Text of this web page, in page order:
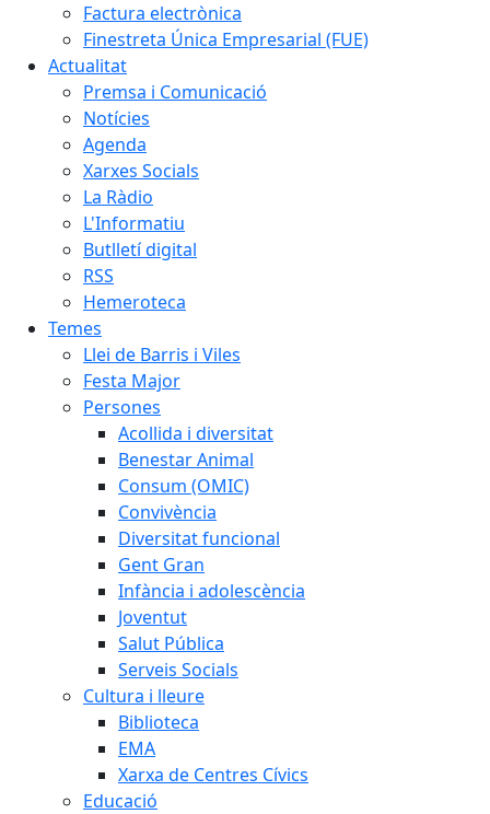
Factura electrònica
Finestreta Única Empresarial (FUE)
Actualitat
Premsa i Comunicació
Notícies
Agenda
Xarxes Socials
La Ràdio
L'Informatiu
Butlletí digital
RSS
Hemeroteca
Temes
Llei de Barris i Viles
Festa Major
Persones
Acollida i diversitat
Benestar Animal
Consum (OMIC)
Convivència
Diversitat funcional
Gent Gran
Infància i adolescència
Joventut
Salut Pública
Serveis Socials
Cultura i lleure
Biblioteca
EMA
Xarxa de Centres Cívics
Educació